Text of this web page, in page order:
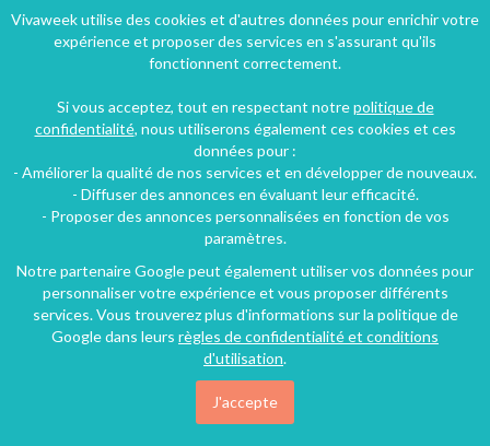
Appartement à Porto-Vecchio en Corse dans villa de charme avec piscine
Porto-Vecchio (13 km), Corse-du-Sud, Corse, France
141€/nuit
Vivaweek utilise des cookies et d'autres données pour enrichir votre
expérience et proposer des services en s'assurant qu'ils
fonctionnent correctement.
Si vous acceptez, tout en respectant notrepolitique de
confidentialité, nous utiliserons également ces cookies et ces
données pour :
- Améliorer la qualité de nos services et en développer de nouveaux.
- Diffuser des annonces en évaluant leur efficacité.
- Proposer des annonces personnalisées en fonction de vos
paramètres.
Notre partenaire Google peut également utiliser vos données pour
personnaliser votre expérience et vous proposer différents
services. Vous trouverez plus d'informations sur la politique de
Google dans leurs règles de confidentialité et conditions
d'utilisation.
J'accepte